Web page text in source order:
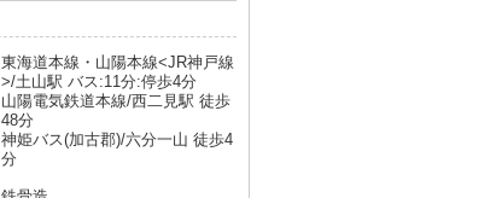
東海道本線・山陽本線<JR神戸線
>/土山駅 バス:11分:停歩4分
山陽電気鉄道本線/西二見駅 徒歩
48分
神姫バス(加古郡)/六分一山 徒歩4
分